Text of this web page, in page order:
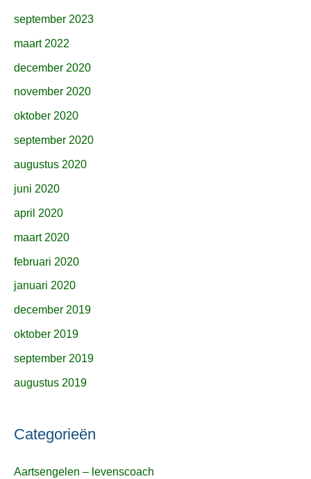
september 2023
maart 2022
december 2020
november 2020
oktober 2020
september 2020
augustus 2020
juni 2020
april 2020
maart 2020
februari 2020
januari 2020
december 2019
oktober 2019
september 2019
augustus 2019
Categorieën
Aartsengelen – levenscoach